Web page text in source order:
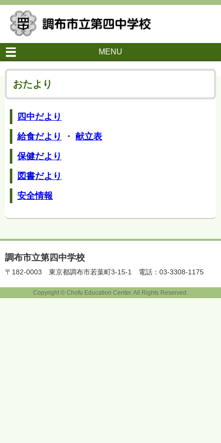
MENU
おたより
四中だより
給食だより
・ 献立表
保健だより
図書だより
安全情報
調布市立第四中学校
〒182-0003 東京都調布市若葉町3-15-1 電話：03-3308-1175
Copyright © Chofu Education Center. All Rights Reserved.